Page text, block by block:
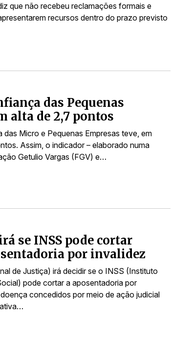
que não recebeu reclamações formais e
recursos dentro do prazo previsto
das Pequenas
alta de 2,7 pontos
das Micro e Pequenas Empresas teve, em
Assim, o indicador – elaborado numa
Getulio Vargas (FGV) e…
se INSS pode cortar
por invalidez
de Justiça) irá decidir se o INSS (Instituto
pode cortar a aposentadoria por
concedidos por meio de ação judicial